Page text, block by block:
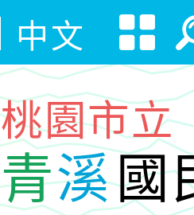
中文
桃園市立
青溪國